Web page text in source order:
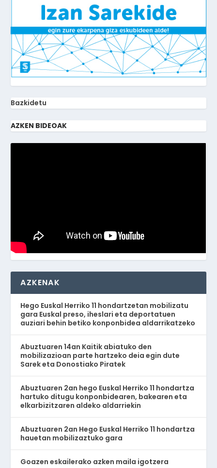
Bazkidetu
AZKEN BIDEOAK
AZKENAK
Hego Euskal Herriko 11 hondartzetan mobilizatu
gara Euskal preso, iheslari eta deportatuen
auziari behin betiko konponbidea aldarrikatzeko
Abuztuaren 14an Kaitik abiatuko den
mobilizazioan parte hartzeko deia egin dute
Sarek eta Donostiako Piratek
Abuztuaren 2an hego Euskal Herriko 11 hondartza
hartuko ditugu konponbidearen, bakearen eta
elkarbizitzaren aldeko aldarriekin
Abuztuaren 2an Hego Euskal Herriko 11 hondartza
hauetan mobilizaztuko gara
Goazen eskailerako azken maila igotzera